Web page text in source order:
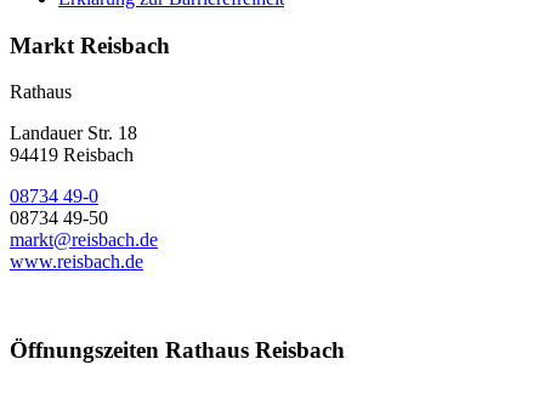
Markt Reisbach
Rathaus
Landauer Str. 18
94419 Reisbach
08734 49-0
08734 49-50
markt@reisbach.de
www.reisbach.de
Öffnungszeiten Rathaus Reisbach